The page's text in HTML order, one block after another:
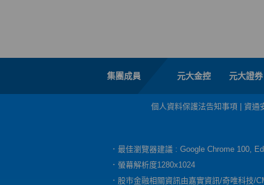
集團成員 元大金控 元大證券
個人資料保護法告知事項 資通
．最佳瀏覽器建議 : Google Chrome 100,
．螢幕解析度1280x1024
．股市金融相關資訊由嘉實資訊/奇唯科技/